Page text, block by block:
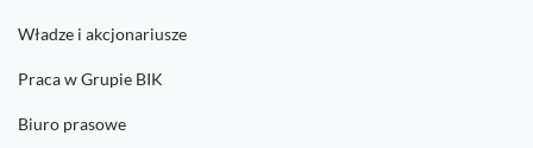
Władze i akcjonariusze
Praca w Grupie BIK
Biuro prasowe